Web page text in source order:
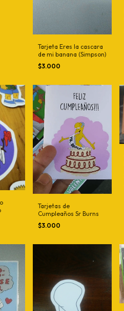
Tarjeta Eres la cascara
de mi banana (Simpson)
$3.000
Tarjetas de
Cumpleaños Sr Burns
$3.000